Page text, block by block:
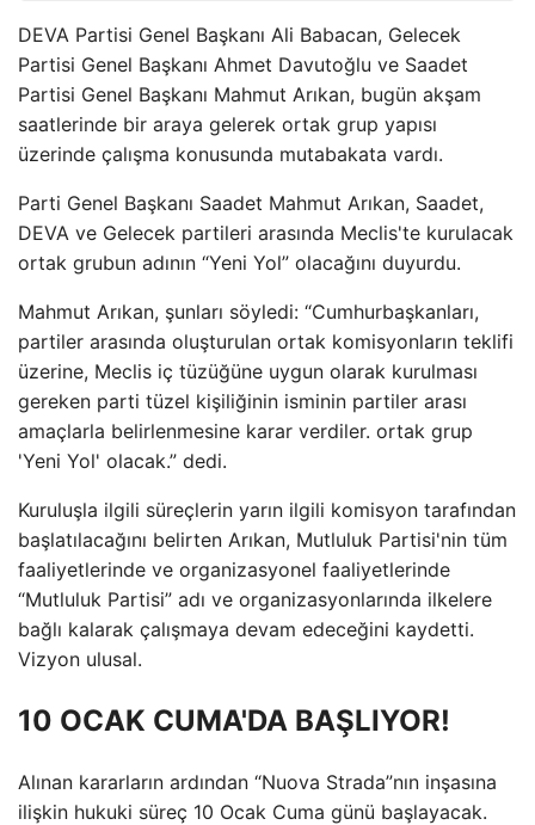
DEVA Partisi Genel Başkanı Ali Babacan, Gelecek
Partisi Genel Başkanı Ahmet Davutoğlu ve Saadet
Partisi Genel Başkanı Mahmut Arıkan, bugün akşam
saatlerinde bir araya gelerek ortak grup yapısı
üzerinde çalışma konusunda mutabakata vardı.
Parti Genel Başkanı Saadet Mahmut Arıkan, Saadet,
DEVA ve Gelecek partileri arasında Meclis'te kurulacak
ortak grubun adının “Yeni Yol” olacağını duyurdu.
Mahmut Arıkan, şunları söyledi: “Cumhurbaşkanları,
partiler arasında oluşturulan ortak komisyonların teklifi
üzerine, Meclis iç tüzüğüne uygun olarak kurulması
gereken parti tüzel kişiliğinin isminin partiler arası
amaçlarla belirlenmesine karar verdiler. ortak grup
'Yeni Yol' olacak.” dedi.
Kuruluşla ilgili süreçlerin yarın ilgili komisyon tarafından
başlatılacağını belirten Arıkan, Mutluluk Partisi'nin tüm
faaliyetlerinde ve organizasyonel faaliyetlerinde
“Mutluluk Partisi” adı ve organizasyonlarında ilkelere
bağlı kalarak çalışmaya devam edeceğini kaydetti.
Vizyon ulusal.
10 OCAK CUMA'DA BAŞLIYOR!
Alınan kararların ardından “Nuova Strada”nın inşasına
ilişkin hukuki süreç 10 Ocak Cuma günü başlayacak.